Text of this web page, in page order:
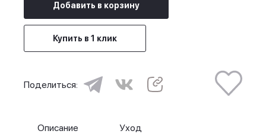
Добавить в корзину
Купить в 1 клик
Поделиться:
Описание Уход